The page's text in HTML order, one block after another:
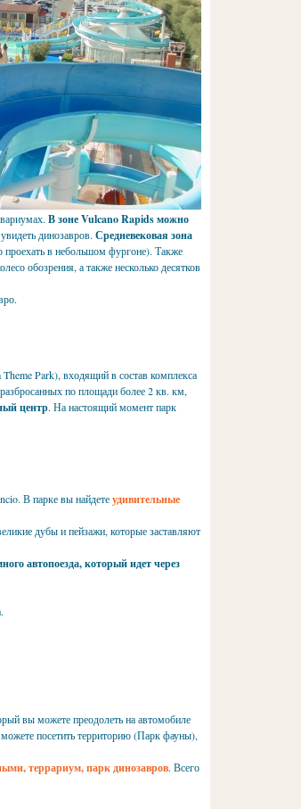
В зоне Vulcano Rapids можно
динозавров. Средневековая зона
проехать в небольшом фургоне). Также
обозрения, а также несколько десятков
Park), входящий в состав комплекса
по площади более 2 кв. км,
центр. На настоящий момент парк
В парке вы найдетеудивительные
дубы и пейзажи, которые заставляют
автопоезда, который идет через
вы можете преодолеть на автомобиле
посетить территорию (Парк фауны),
террариум, парк динозавров. Всего